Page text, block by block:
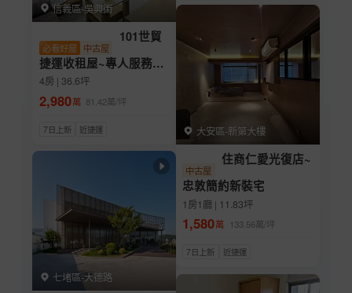
信義區-吳興街
必看好屋 中古屋
101世貿
捷運收租屋~專人服務~
歡迎鑑賞
4房 | 36.6坪
2,980萬 81.42萬/坪
7日上新 近捷運
七堵區-大德路
大安區-新第大樓
中古屋
住商仁愛光復店~
忠敦簡約新裝宅
1房1廳 | 11.83坪
1,580萬 133.56萬/坪
7日上新 近捷運